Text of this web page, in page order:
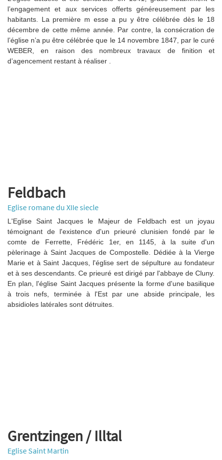
l’engagement et aux services offerts généreusement par les
habitants. La première m esse a pu y être célébrée dès le 18
décembre de cette même année. Par contre, la consécration de
l’église n’a pu être célébrée que le 14 novembre 1847, par le curé
WEBER, en raison des nombreux travaux de finition et
d’agencement restant à réaliser .
Feldbach
Eglise romane du XIIe siecle
L'Eglise Saint Jacques le Majeur de Feldbach est un joyau
témoignant de l'existence d'un prieuré clunisien fondé par le
comte de Ferrette, Frédéric 1er, en 1145, à la suite d'un
pèlerinage à Saint Jacques de Compostelle. Dédiée à la Vierge
Marie et à Saint Jacques, l'église sert de sépulture au fondateur
et à ses descendants. Ce prieuré est dirigé par l'abbaye de Cluny.
En plan, l'église Saint Jacques présente la forme d'une basilique
à trois nefs, terminée à l'Est par une abside principale, les
absidioles latérales sont détruites.
Grentzingen / Illtal
Eglise Saint Martin